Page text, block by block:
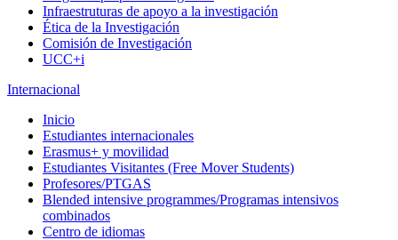
Infraestruturas de apoyo a la investigación
Ética de la Investigación
Comisión de Investigación
UCC+i
Internacional
Inicio
Estudiantes internacionales
Erasmus+ y movilidad
Estudiantes Visitantes (Free Mover Students)
Profesores/PTGAS
Blended intensive programmes/Programas intensivos
combinados
Centro de idiomas